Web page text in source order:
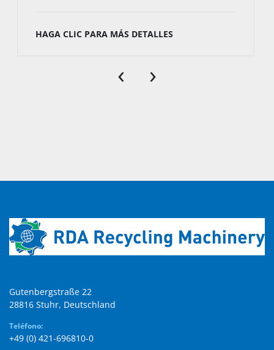
HAGA CLIC PARA MÁS DETALLES
‹ ›
Gutenbergstraße 22
28816 Stuhr, Deutschland
Teléfono:
+49 (0) 421-696810-0